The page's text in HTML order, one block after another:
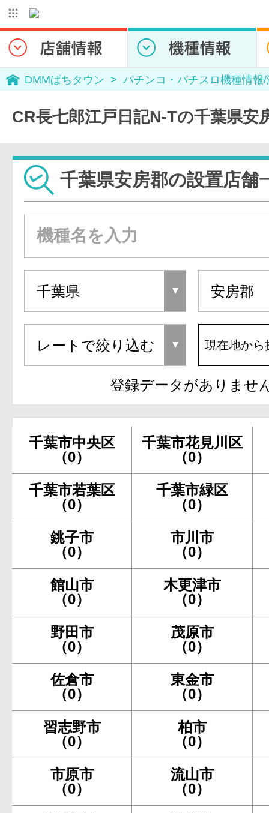
DMMぱちタウン パチンコ・パチスロ機種情報
CR長七郎江戸日記N-Tの千葉県安
千葉県安房郡の設置店舗
現在地から
登録データがありませ
千葉市中央区
（0）
千葉市花見川区
（0）
千葉市若葉区
（0）
千葉市緑区
（0）
銚子市
（0）
市川市
（0）
館山市
（0）
木更津市
（0）
野田市
（0）
茂原市
（0）
佐倉市
（0）
東金市
（0）
習志野市
（0）
柏市
（0）
市原市
（0）
流山市
（0）